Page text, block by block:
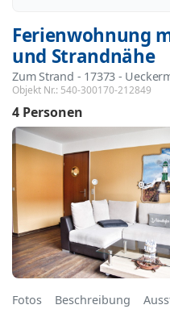
Ferienwohnung
und Strandnähe
Zum Strand - 17373 -
Objekt Nr.: 540-300170-212849
4 Personen
Fotos Beschreibung